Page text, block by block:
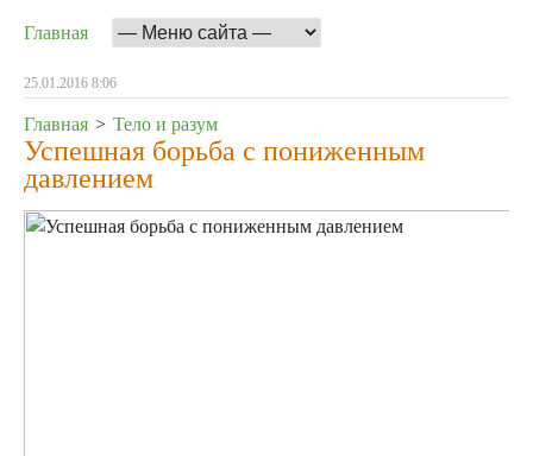
Главная
25.01.2016 8:06
Главная > Тело и разум
Успешная борьба с пониженным
давлением